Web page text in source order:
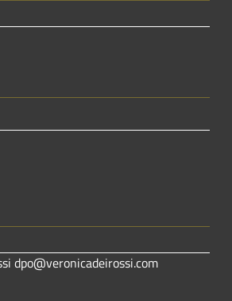
dpo@veronicadeirossi.com